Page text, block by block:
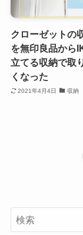
クローゼットの
を無印良品から
立てる収納で取
くなった
2021年4月4日 収納